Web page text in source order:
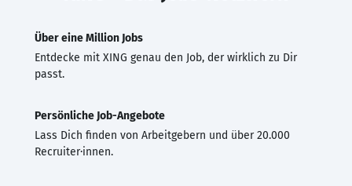
Über eine Million Jobs
Entdecke mit XING genau den Job, der wirklich zu Dir
passt.
Persönliche Job-Angebote
Lass Dich finden von Arbeitgebern und über 20.000
Recruiter·innen.